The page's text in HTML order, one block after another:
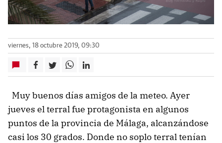
viernes, 18 octubre 2019, 09:30
Muy buenos días amigos de la meteo. Ayer
jueves el terral fue protagonista en algunos
puntos de la provincia de Málaga, alcanzándose
casi los 30 grados. Donde no soplo terral tenían